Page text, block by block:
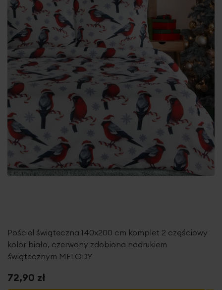
Pościel świąteczna 140x200 cm komplet 2 częściowy
kolor biało, czerwony zdobiona nadrukiem
świątecznym MELODY
72,90 zł